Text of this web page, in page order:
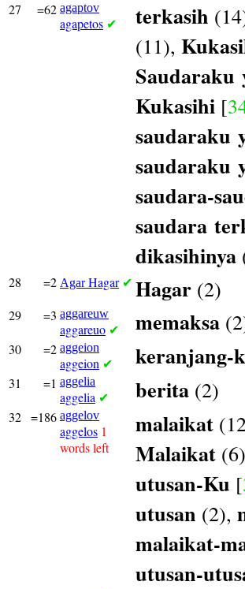
27 =62 agaptov
agapetos ✔ terkasih
(11),
Saudaraku
Kukasihi [
saudaraku
saudaraku
saudara-
saudara
dikasihinya
28 =2 AgarHagar ✔ Hagar (2)
29 =3 aggareuw
aggareuo ✔ memaksa
30 =2 aggeion
aggeion ✔ keranjang-
31 =1 aggelia
aggelia ✔ berita (2)
32 =186 aggelov
aggelos 1
words left
malaikat
Malaikat
utusan-Ku [
utusan (2),
malaikat-
utusan-